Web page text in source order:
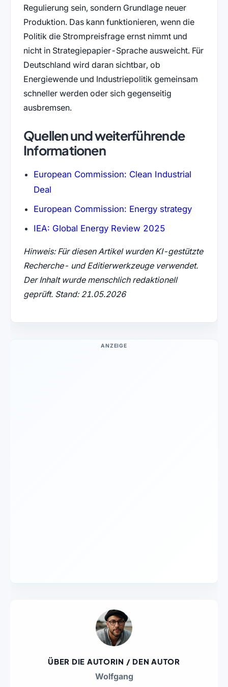
Regulierung sein, sondern Grundlage neuer
Produktion. Das kann funktionieren, wenn die
Politik die Strompreisfrage ernst nimmt und
nicht in Strategiepapier-Sprache ausweicht. Für
Deutschland wird daran sichtbar, ob
Energiewende und Industriepolitik gemeinsam
schneller werden oder sich gegenseitig
ausbremsen.
Quellen und weiterführende
Informationen
European Commission: Clean Industrial
Deal
European Commission: Energy strategy
IEA: Global Energy Review 2025
Hinweis: Für diesen Artikel wurden KI-gestützte
Recherche- und Editierwerkzeuge verwendet.
Der Inhalt wurde menschlich redaktionell
geprüft. Stand: 21.05.2026
ANZEIGE
ÜBER DIE AUTORIN / DEN AUTOR
Wolfgang